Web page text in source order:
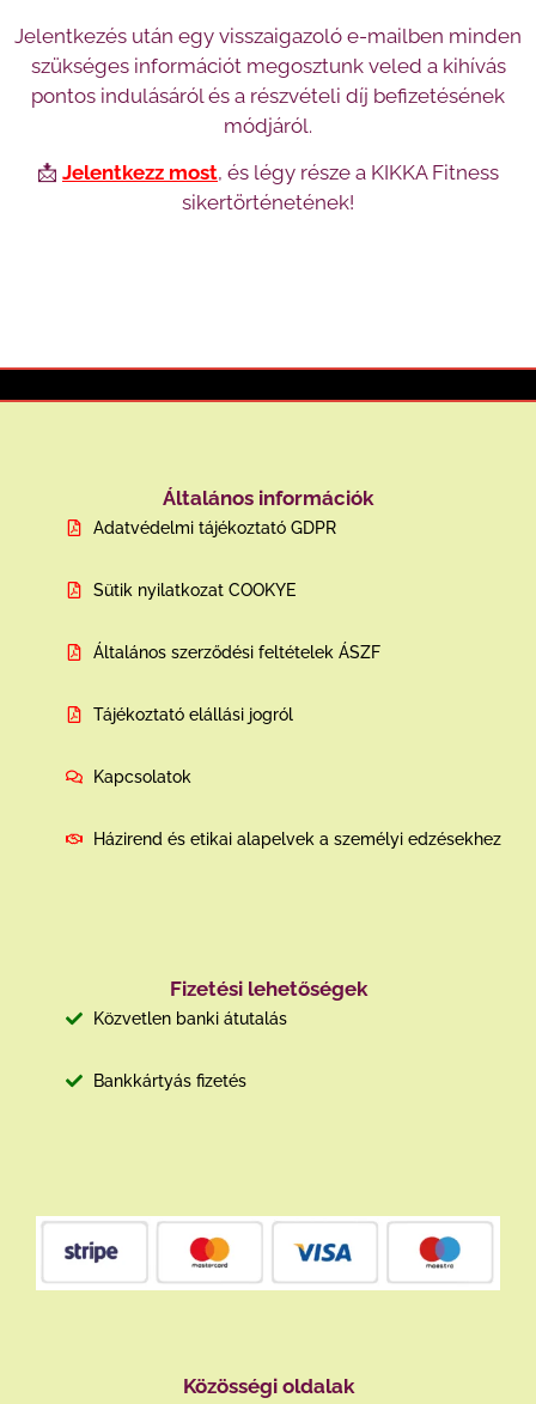
Jelentkezés után egy visszaigazoló e-mailben minden
szükséges információt megosztunk veled a kihívás
pontos indulásáról és a részvételi díj befizetésének
módjáról.
📩 Jelentkezz most, és légy része a KIKKA Fitness
sikertörténetének!
Általános információk
Adatvédelmi tájékoztató GDPR
Sütik nyilatkozat COOKYE
Általános szerződési feltételek ÁSZF
Tájékoztató elállási jogról
Kapcsolatok
Házirend és etikai alapelvek a személyi edzésekhez
Fizetési lehetőségek
Közvetlen banki átutalás
Bankkártyás fizetés
Közösségi oldalak